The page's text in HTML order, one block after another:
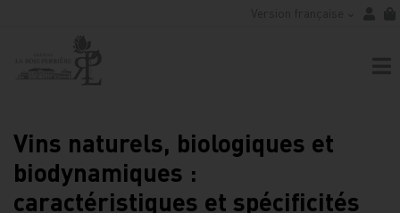
Vins naturels, biologiques et
biodynamiques :
caractéristiques et spécificités